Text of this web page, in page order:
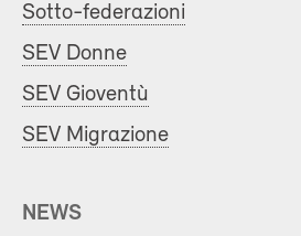
Sotto-federazioni
SEV Donne
SEV Gioventù
SEV Migrazione
NEWS